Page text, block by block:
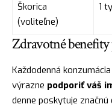
Škorica
(voliteľne)
1
Zdravotné
Každodenná
výrazne podporiť váš
denne poskytuje